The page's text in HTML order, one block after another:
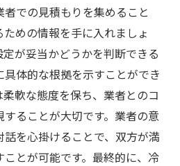
での見積もりを集めること
めの情報を手に入れましょ
が妥当かどうかを判断できる
体的な根拠を示すことができ
軟な態度を保ち、業者とのコ
ることが大切です。業者の意
を心掛けることで、双方が満
とが可能です。最終的に、冷